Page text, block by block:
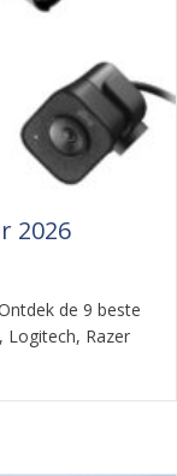
2026
de 9 beste
Logitech, Razer